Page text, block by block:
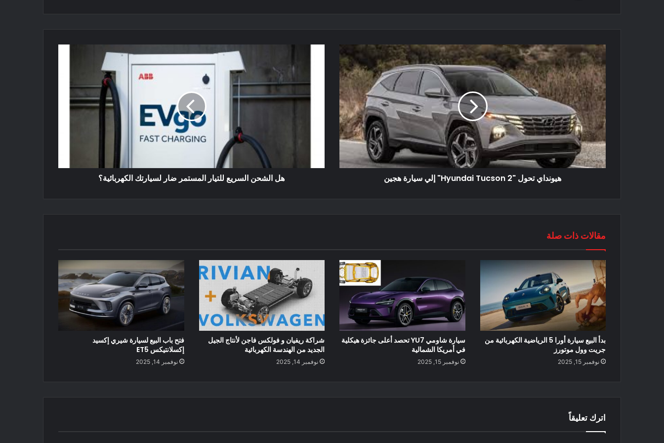
هيونداي تحول "Hyundai Tucson 2" إلي سيارة هجين هل الشحن السريع للتيار المستمر ضار لسيارتك الكهربائية؟
مقالات ذات صلة
بدأ البيع سيارة أورا 5 الرياضية الكهربائية من
جريت وول موتورز
نوفمبر 15, 2025
سيارة شاومي YU7 تحصد أعلى جائزة هيكلية
في أمريكا الشمالية
نوفمبر 15, 2025
شراكة ريفيان و فولكس فاجن لأنتاج الجيل
الجديد من الهندسة الكهربائية
نوفمبر 14, 2025
فتح باب البيع لسيارة شيري إكسيد
إكسلانتيكس ET5
نوفمبر 14, 2025
اترك تعليقاً